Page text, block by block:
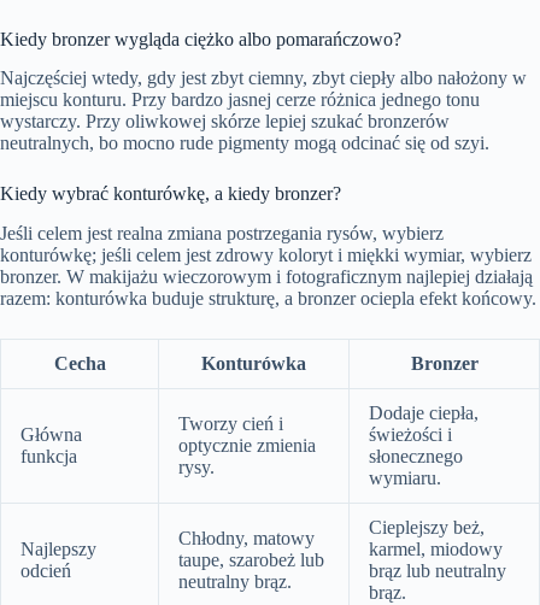
Kiedy bronzer wygląda ciężko albo pomarańczowo?
Najczęściej wtedy, gdy jest zbyt ciemny, zbyt ciepły albo nałożony w
miejscu konturu. Przy bardzo jasnej cerze różnica jednego tonu
wystarczy. Przy oliwkowej skórze lepiej szukać bronzerów
neutralnych, bo mocno rude pigmenty mogą odcinać się od szyi.
Kiedy wybrać konturówkę, a kiedy bronzer?
Jeśli celem jest realna zmiana postrzegania rysów, wybierz
konturówkę; jeśli celem jest zdrowy koloryt i miękki wymiar, wybierz
bronzer. W makijażu wieczorowym i fotograficznym najlepiej działają
razem: konturówka buduje strukturę, a bronzer ociepla efekt końcowy.
Cecha Konturówka Bronzer
Główna
funkcja
Tworzy cień i
optycznie zmienia
rysy.
Dodaje ciepła,
świeżości i
słonecznego
wymiaru.
Najlepszy
odcień
Chłodny, matowy
taupe, szarobeż lub
neutralny brąz.
Cieplejszy beż,
karmel, miodowy
brąz lub neutralny
brąz.